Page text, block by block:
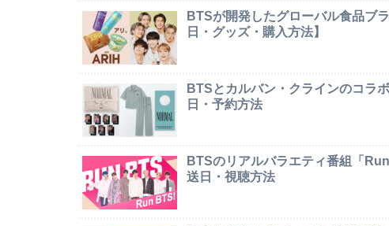
BTSが開発したグローバル食品ブ
日・グッズ・購入方法】
BTSとカルバン・クラインのコラ
日・予約方法
BTSのリアルバラエティ番組「
送日・視聴方法